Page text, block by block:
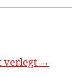
verlegt →